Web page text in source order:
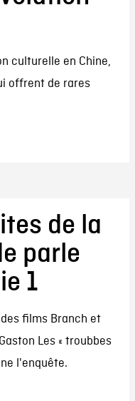
culturelle en Chine,
offrent de rares
de la
parle
1
films Branch et
Les « troubbes
l'enquête.